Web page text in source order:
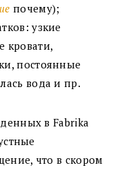
почему);
узкие
кровати,
постоянные
вода и пр.
в Fabrika
что в скором